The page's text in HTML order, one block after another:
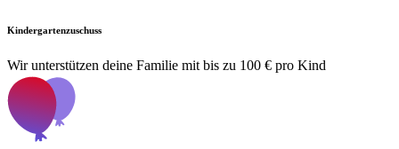
Kindergartenzuschuss
Wir unterstützen deine Familie mit bis zu 100 € pro Kind